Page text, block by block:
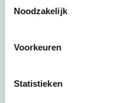
Noodzakelijk
Voorkeuren
Statistieken
ook opa en oma
Fort Edam | 1908
Amsterdam. Een